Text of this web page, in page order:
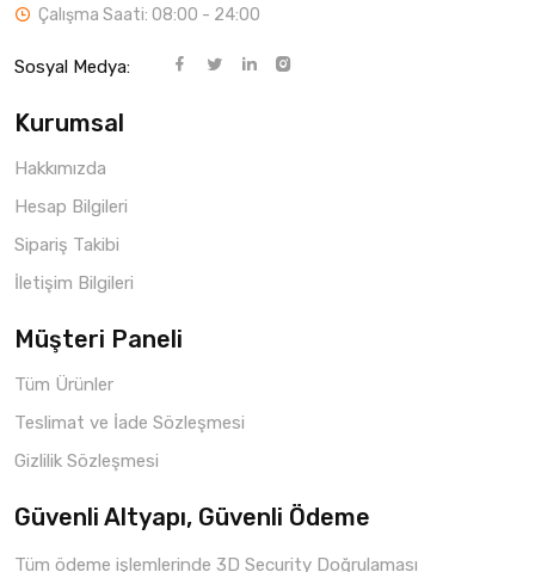
Çalışma Saati: 08:00 - 24:00
Sosyal Medya:
Kurumsal
Hakkımızda
Hesap Bilgileri
Sipariş Takibi
İletişim Bilgileri
Müşteri Paneli
Tüm Ürünler
Teslimat ve İade Sözleşmesi
Gizlilik Sözleşmesi
Güvenli Altyapı, Güvenli Ödeme
Tüm ödeme işlemlerinde 3D Security Doğrulaması